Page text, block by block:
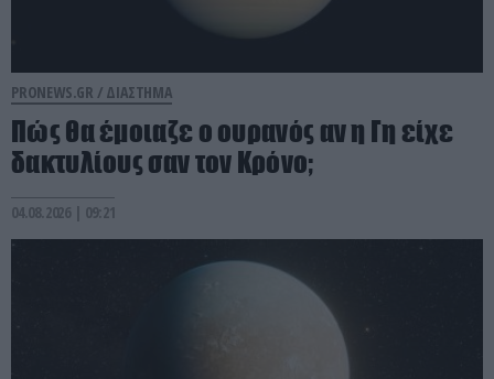
PRONEWS.GR / ΔΙΑΣΤΗΜΑ
Πώς θα έμοιαζε ο ουρανός αν η Γη είχε
δακτυλίους σαν τον Κρόνο;
04.08.2026 | 09:21